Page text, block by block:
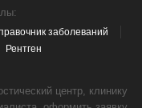
заболеваний
Рентген
центр, клинику